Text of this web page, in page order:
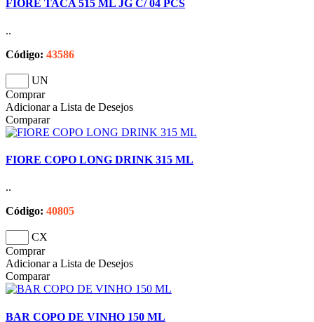
FIORE TACA 515 ML JG C/ 04 PCS
..
Código: 43586
UN
Comprar
Adicionar a Lista de Desejos
Comparar
FIORE COPO LONG DRINK 315 ML
..
Código: 40805
CX
Comprar
Adicionar a Lista de Desejos
Comparar
BAR COPO DE VINHO 150 ML